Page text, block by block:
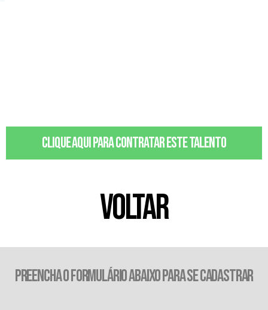
Clique aqui para contratar este talento
VOLTAR
PREENCHA O FORMULÁRIO ABAIXO PARA SE CADASTRAR